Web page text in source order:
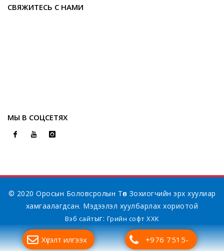
СВЯЖИТЕСЬ С НАМИ
МЫ В СОЦСЕТЯХ
© 2020 Оросын Боловсролын Төв Зохиогчийн эрх хуулиар
хамгаалагдсан. Мэдээлэл хуулбарлах хориотой
Вэб сайтыг: Грийн софт ХХК
Дуудлагын төв
Хүсэлт илгээх +976 7515-